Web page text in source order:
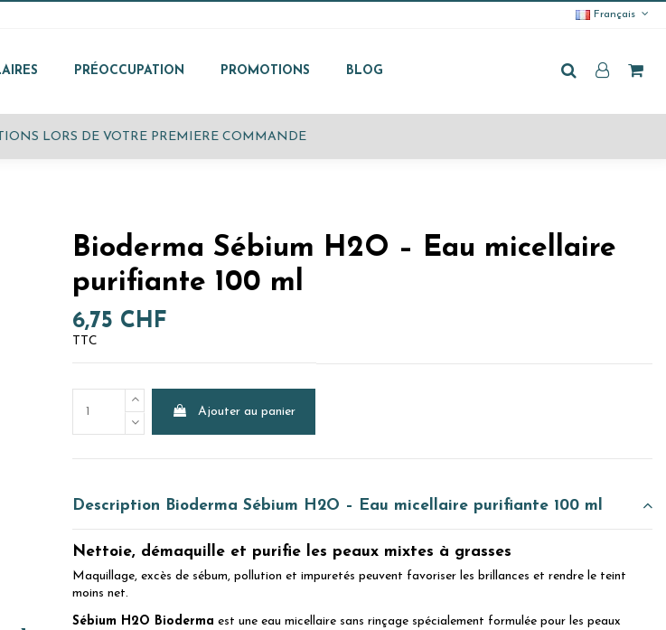
Français
PRÉOCCUPATION PROMOTIONS BLOG
LORS DE VOTRE PREMIERE COMMANDE
Bioderma Sébium H2O – Eau micellaire
purifiante 100 ml
6,75 CHF
TTC
Ajouter au panier
Description Bioderma Sébium H2O – Eau micellaire purifiante 100 ml
Nettoie, démaquille et purifie les peaux mixtes à grasses
Maquillage, excès de sébum, pollution et impuretés peuvent favoriser les brillances et rendre le teint
moins net.
Sébium H2O Bioderma est une eau micellaire sans rinçage spécialement formulée pour les peaux